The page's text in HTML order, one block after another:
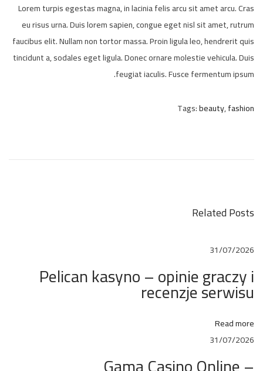
Lorem turpis egestas magna, in lacinia felis arcu sit amet arcu. Cras
eu risus urna. Duis lorem sapien, congue eget nisl sit amet, rutrum
faucibus elit. Nullam non tortor massa. Proin ligula leo, hendrerit quis
tincidunt a, sodales eget ligula. Donec ornare molestie vehicula. Duis
feugiat iaculis. Fusce fermentum ipsum.
Tags:beauty,fashion
i
B
e
R
a
d
Related Posts
31/07/2026
Pelican kasyno – opinie graczy i
recenzje serwisu
Read more
31/07/2026